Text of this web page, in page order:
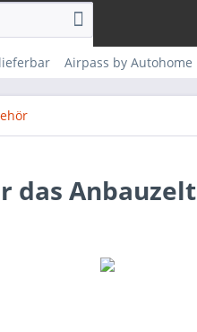
Airpass by Autohome
das Anbauzelt